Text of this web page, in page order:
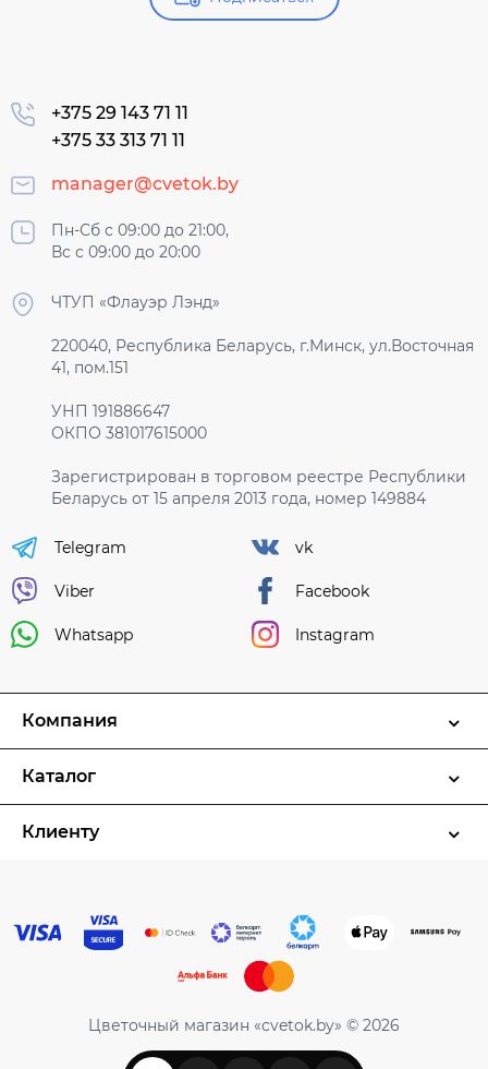
+375 29 143 71 11
+375 33 313 71 11
manager@cvetok.by
Пн-Сб с 09:00 до 21:00,
Вс с 09:00 до 20:00
ЧТУП «Флауэр Лэнд»
220040, Республика Беларусь, г.Минск, ул.Восточная
41, пом.151
УНП 191886647
ОКПО 381017615000
Зарегистрирован в торговом реестре Республики
Беларусь от 15 апреля 2013 года, номер 149884
Telegram
Viber
Whatsapp
vk
Facebook
Instagram
Компания
Каталог
Клиенту
Цветочный магазин «cvetok.by» © 2026